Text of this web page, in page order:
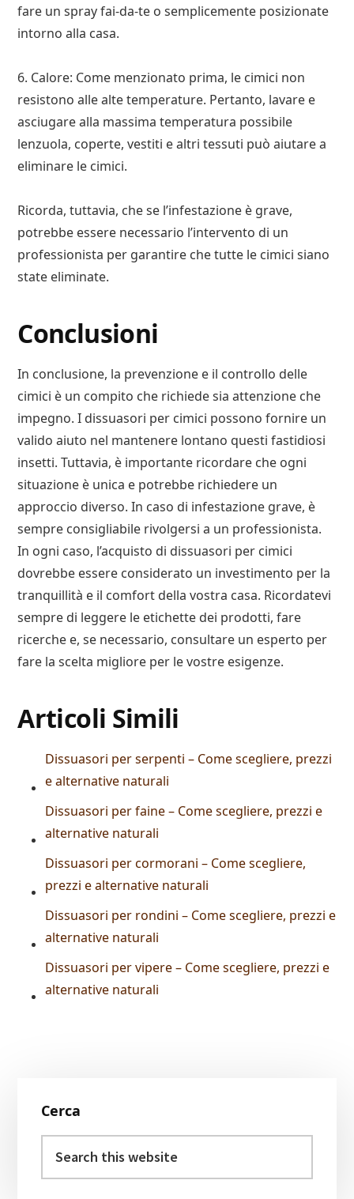
fare un spray fai-da-te o semplicemente posizionate
intorno alla casa.
6. Calore: Come menzionato prima, le cimici non
resistono alle alte temperature. Pertanto, lavare e
asciugare alla massima temperatura possibile
lenzuola, coperte, vestiti e altri tessuti può aiutare a
eliminare le cimici.
Ricorda, tuttavia, che se l’infestazione è grave,
potrebbe essere necessario l’intervento di un
professionista per garantire che tutte le cimici siano
state eliminate.
Conclusioni
In conclusione, la prevenzione e il controllo delle
cimici è un compito che richiede sia attenzione che
impegno. I dissuasori per cimici possono fornire un
valido aiuto nel mantenere lontano questi fastidiosi
insetti. Tuttavia, è importante ricordare che ogni
situazione è unica e potrebbe richiedere un
approccio diverso. In caso di infestazione grave, è
sempre consigliabile rivolgersi a un professionista.
In ogni caso, l’acquisto di dissuasori per cimici
dovrebbe essere considerato un investimento per la
tranquillità e il comfort della vostra casa. Ricordatevi
sempre di leggere le etichette dei prodotti, fare
ricerche e, se necessario, consultare un esperto per
fare la scelta migliore per le vostre esigenze.
Articoli Simili
Dissuasori per serpenti – Come scegliere, prezzi
e alternative naturali
Dissuasori per faine – Come scegliere, prezzi e
alternative naturali
Dissuasori per cormorani – Come scegliere,
prezzi e alternative naturali
Dissuasori per rondini – Come scegliere, prezzi e
alternative naturali
Dissuasori per vipere – Come scegliere, prezzi e
alternative naturali
Sidebar
Cerca
this